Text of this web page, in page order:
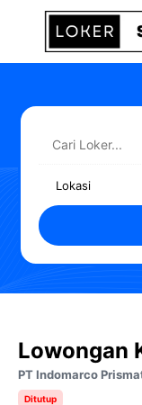
Langsung
Lowongan
PT Indomarco
Ditutup